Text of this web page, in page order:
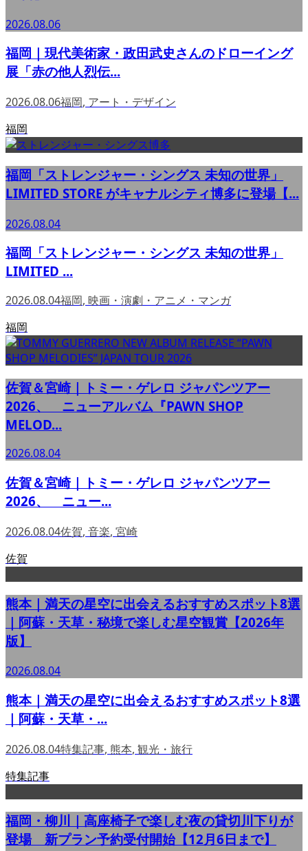
2026.08.06
福岡｜現代美術家・政田武史さんのドローイング
展「赤の他人烈伝...
2026.08.06福岡, アート・デザイン
福岡
福岡「ストレンジャー・シングス 未知の世界」
LIMITED STORE がキャナルシティ博多に登場【...
2026.08.04
福岡「ストレンジャー・シングス 未知の世界」
LIMITED ...
2026.08.04福岡, 映画・演劇・アニメ・マンガ
福岡
佐賀＆宮崎｜トミー・ゲレロ ジャパンツアー
2026、 ニューアルバム『PAWN SHOP
MELOD...
2026.08.04
佐賀＆宮崎｜トミー・ゲレロ ジャパンツアー
2026、 ニュー...
2026.08.04佐賀, 音楽, 宮崎
佐賀
熊本｜満天の星空に出会えるおすすめスポット8選
｜阿蘇・天草・秘境で楽しむ星空観賞【2026年
版】
2026.08.04
熊本｜満天の星空に出会えるおすすめスポット8選
｜阿蘇・天草・...
2026.08.04特集記事, 熊本, 観光・旅行
特集記事
福岡・柳川｜高座椅子で楽しむ夜の貸切川下りが
登場 新プラン予約受付開始【12月6日まで】